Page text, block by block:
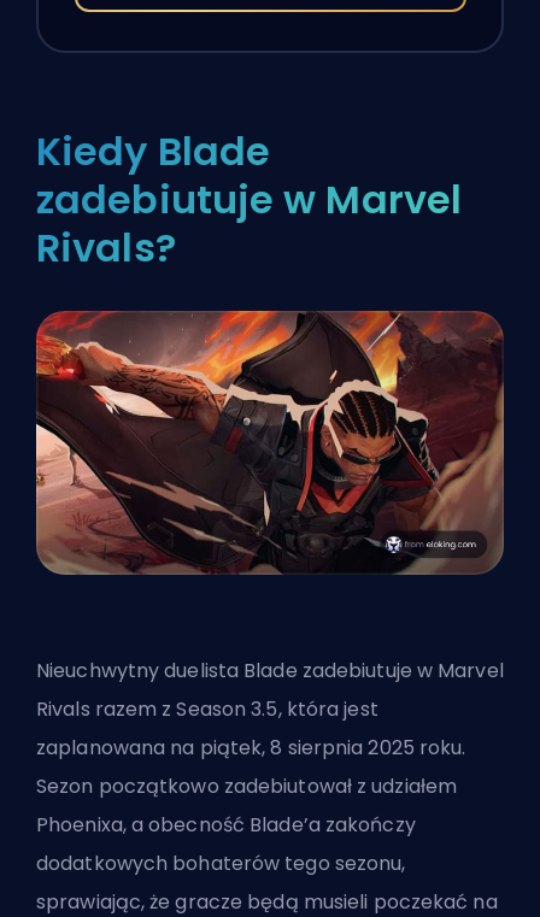
Kiedy Blade
zadebiutuje w Marvel
Rivals?
Nieuchwytnyduelista Blade zadebiutuje w Marvel
Rivals razem z Season 3.5, która jest
zaplanowana na piątek, 8 sierpnia 2025 roku.
Sezon początkowo zadebiutował z udziałem
Phoenixa, a obecność Blade’a zakończy
dodatkowych bohaterów tego sezonu,
sprawiając, że gracze będą musieli poczekać na